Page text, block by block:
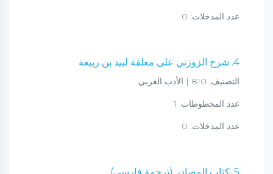
عدد المدخلات:
4. شرح الزوزني على معلقة لبيد بن ربيعة
التصنيف:
عدد المخطوطات:
عدد المدخلات: